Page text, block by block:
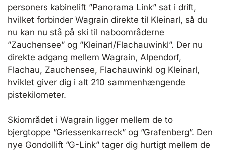
personers kabinelift ”Panorama Link” sat i drift,
hvilket forbinder Wagrain direkte til Kleinarl, så du
nu kan nu stå på ski til naboområderne
”Zauchensee” og ”Kleinarl/Flachauwinkl”. Der nu
direkte adgang mellem Wagrain, Alpendorf,
Flachau, Zauchensee, Flachauwinkl og Kleinarl,
hviklet giver dig i alt 210 sammenhængende
pistekilometer.
Skiområdet i Wagrain ligger mellem de to
bjergtoppe ”Griessenkarreck” og ”Grafenberg”. Den
nye Gondollift ”G-Link” tager dig hurtigt mellem de